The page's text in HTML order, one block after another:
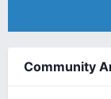
Community